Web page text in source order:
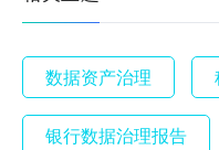
数据资产治理
银行数据治理报告